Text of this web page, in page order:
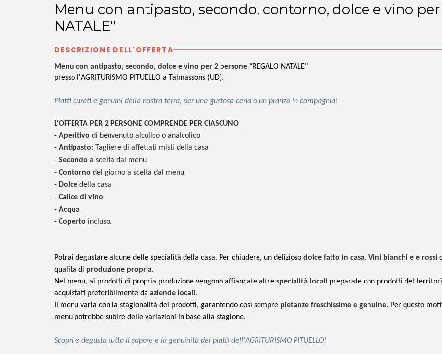
Menu con antipasto, secondo, contorno, dolce e vino
NATALE"
DESCRIZIONE DELL'OFFERTA
Menu con antipasto, secondo, dolce e vino per 2 persone "REGALO NATALE"
presso l'AGRITURISMO PITUELLO a Talmassons (UD).
Piatti curati e genuini della nostra terra, per una gustosa cena o un pranzo in compagnia!
L'OFFERTA PER 2 PERSONE COMPRENDE PER CIASCUNO
- Aperitivo di benvenuto alcolico o analcolico
- Antipasto:
Tagliere di affettati misti della casa
- Secondo a scelta dal menu
- Contorno del giorno a scelta dal menu
- Dolce della casa
- Calice di vino
- Acqua
- Coperto incluso.
Potrai degustare alcune delle specialità della casa. Per chiudere, un delizioso dolce fatto in casa. Vini bianchi e e rossi
qualità di produzione propria.
Nel menu, ai prodotti di propria produzione vengono affiancate altre specialità locali preparate con prodotti del
acquistati preferibilmente da aziende locali.
Il menu varia con la stagionalità dei prodotti, garantendo così sempre pietanze freschissime e genuine. Per questo
menu potrebbe subire delle variazioni in base alla stagione.
Scopri e degusta tutto il sapore e la genuinità dei piatti dell'AGRITURISMO PITUELLO!